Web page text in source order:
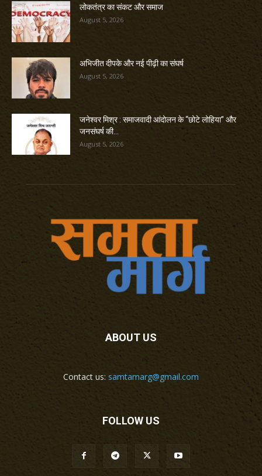
लोकतंत्र का संकट और समाज
August 5, 2026
अभिजीत दीपके और नई पीढ़ी का संघर्ष
August 5, 2026
जनेश्वर मिश्र : समाजवादी आंदोलन के “छोटे लोहिया” और
जनसंघर्ष की...
August 5, 2026
ABOUT US
Contact us: samtamarg@gmail.com
FOLLOW US